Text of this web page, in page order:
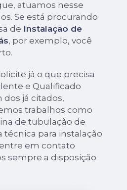
atuamos nesse
Se está procurando
de Instalação de
, por exemplo, você
já o que precisa
e Qualificado
dos já citados,
trabalhos como
de tubulação de
técnica para instalação
entre em contato
sempre a disposição